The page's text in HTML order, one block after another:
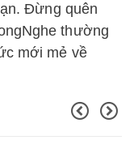
Đừng quên
thường
mới mẻ về